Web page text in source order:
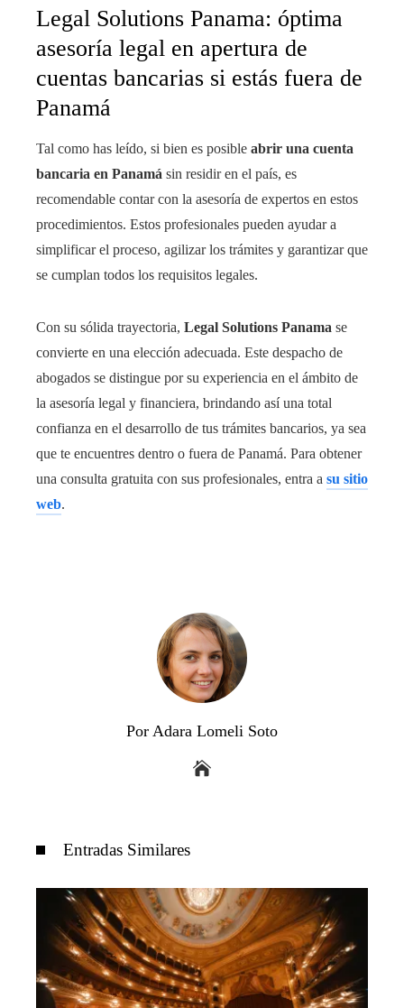
Legal Solutions Panama: óptima
asesoría legal en apertura de
cuentas bancarias si estás fuera de
Panamá
Tal como has leído, si bien es posible abrir una cuenta
bancaria en Panamá sin residir en el país, es
recomendable contar con la asesoría de expertos en estos
procedimientos. Estos profesionales pueden ayudar a
simplificar el proceso, agilizar los trámites y garantizar que
se cumplan todos los requisitos legales.
Con su sólida trayectoria, Legal Solutions Panama se
convierte en una elección adecuada. Este despacho de
abogados se distingue por su experiencia en el ámbito de
la asesoría legal y financiera, brindando así una total
confianza en el desarrollo de tus trámites bancarios, ya sea
que te encuentres dentro o fuera de Panamá. Para obtener
una consulta gratuita con sus profesionales, entra a su sitio
web.
Por Adara Lomeli Soto
Entradas Similares